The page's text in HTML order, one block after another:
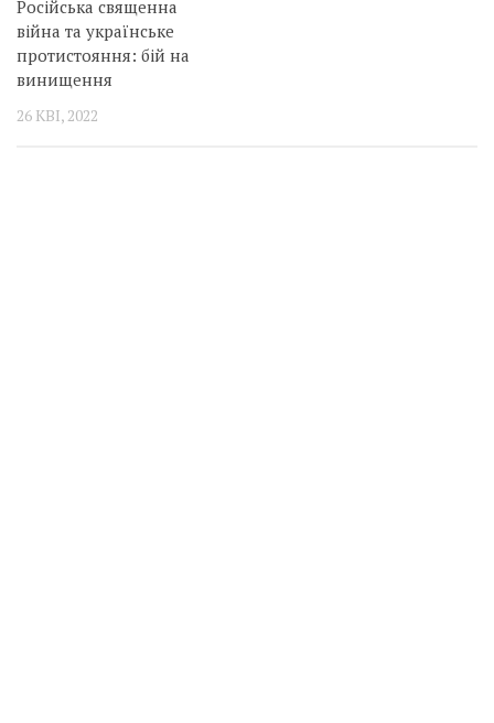
Російська священна
війна та українське
протистояння: бій на
винищення
26 КВІ, 2022